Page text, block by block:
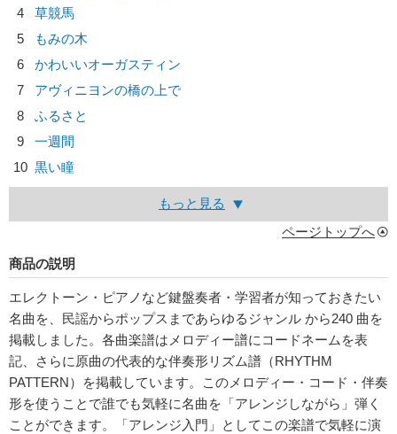
4
草競馬
5
もみの木
6
かわいいオーガスティン
7
アヴィニヨンの橋の上で
8
ふるさと
9
一週間
10 黒い瞳
もっと見る
ページトップへ
商品の説明
エレクトーン・ピアノなど鍵盤奏者・学習者が知っておきたい
名曲を、民謡からポップスまであらゆるジャンル から240 曲を
掲載しました。各曲楽譜はメロディー譜にコードネームを表
記、さらに原曲の代表的な伴奏形リズム譜（RHYTHM
PATTERN）を掲載しています。このメロディー・コード・伴奏
形を使うことで誰でも気軽に名曲を「アレンジしながら」弾く
ことができます。「アレンジ入門」としてこの楽譜で気軽に演